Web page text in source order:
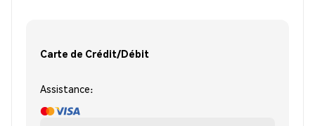
Carte de Crédit/Débit
Assistance: